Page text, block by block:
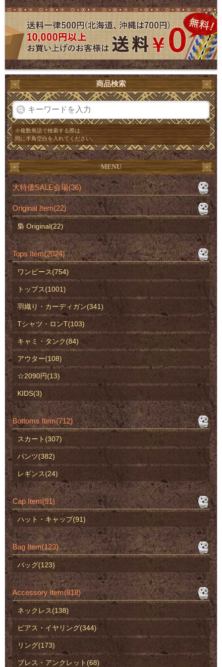
商品検索
※複数単語で検索する際は、
間に半角空白を入れてください。
MENU
大特価SALE会場(36)
Original Item(22)
梟 Original(22)
Tops Item(2024)
ワンピース(754)
トップス(1001)
羽織り・カーディガン(341)
Tシャツ・ロンT(103)
キャミ・タンク(84)
アウター(108)
☆2090円(13)
KIDS(3)
Bottoms Item(712)
スカート(307)
パンツ(382)
レギンス(24)
Cap Item(91)
ハット・キャップ(91)
Bag Item(123)
バッグ(123)
Accessory Item(818)
ネックレス(138)
ピアス・イヤリング(344)
リング(173)
ブレス・アンクレット(68)